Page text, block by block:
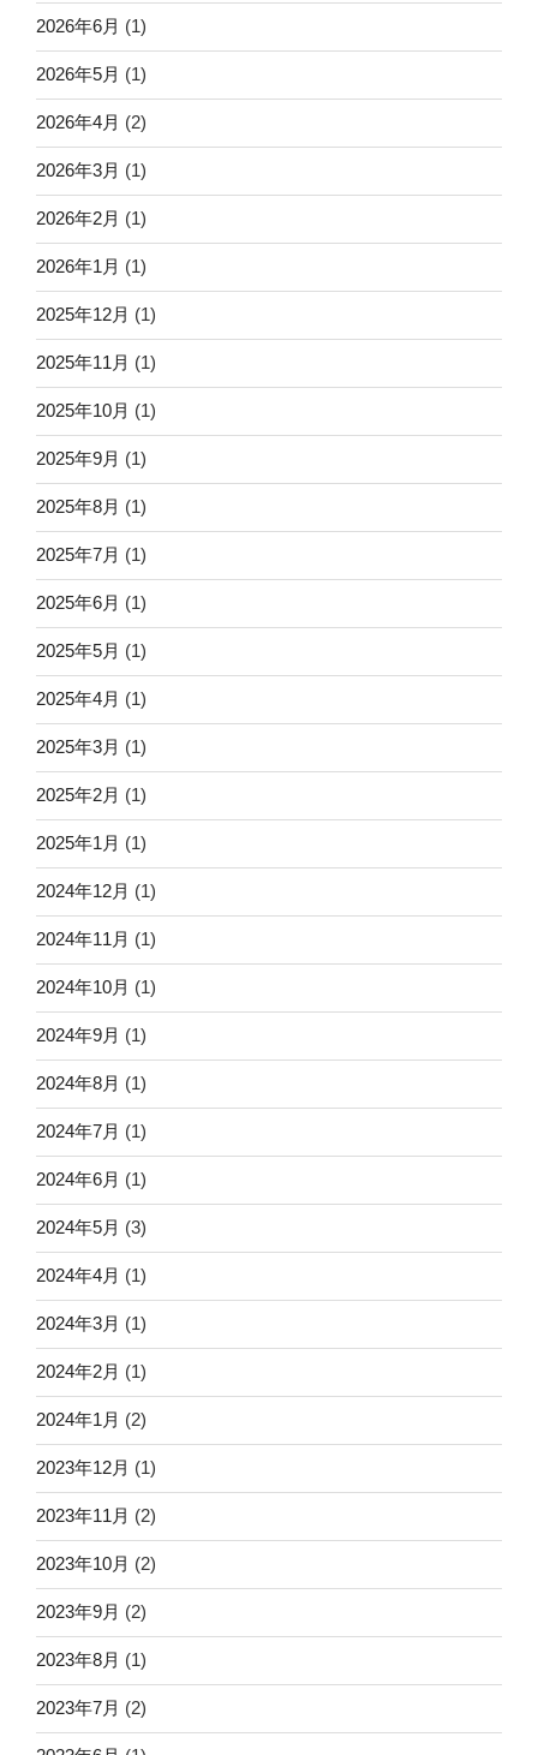
2026年6月 (1)
2026年5月 (1)
2026年4月 (2)
2026年3月 (1)
2026年2月 (1)
2026年1月 (1)
2025年12月 (1)
2025年11月 (1)
2025年10月 (1)
2025年9月 (1)
2025年8月 (1)
2025年7月 (1)
2025年6月 (1)
2025年5月 (1)
2025年4月 (1)
2025年3月 (1)
2025年2月 (1)
2025年1月 (1)
2024年12月 (1)
2024年11月 (1)
2024年10月 (1)
2024年9月 (1)
2024年8月 (1)
2024年7月 (1)
2024年6月 (1)
2024年5月 (3)
2024年4月 (1)
2024年3月 (1)
2024年2月 (1)
2024年1月 (2)
2023年12月 (1)
2023年11月 (2)
2023年10月 (2)
2023年9月 (2)
2023年8月 (1)
2023年7月 (2)